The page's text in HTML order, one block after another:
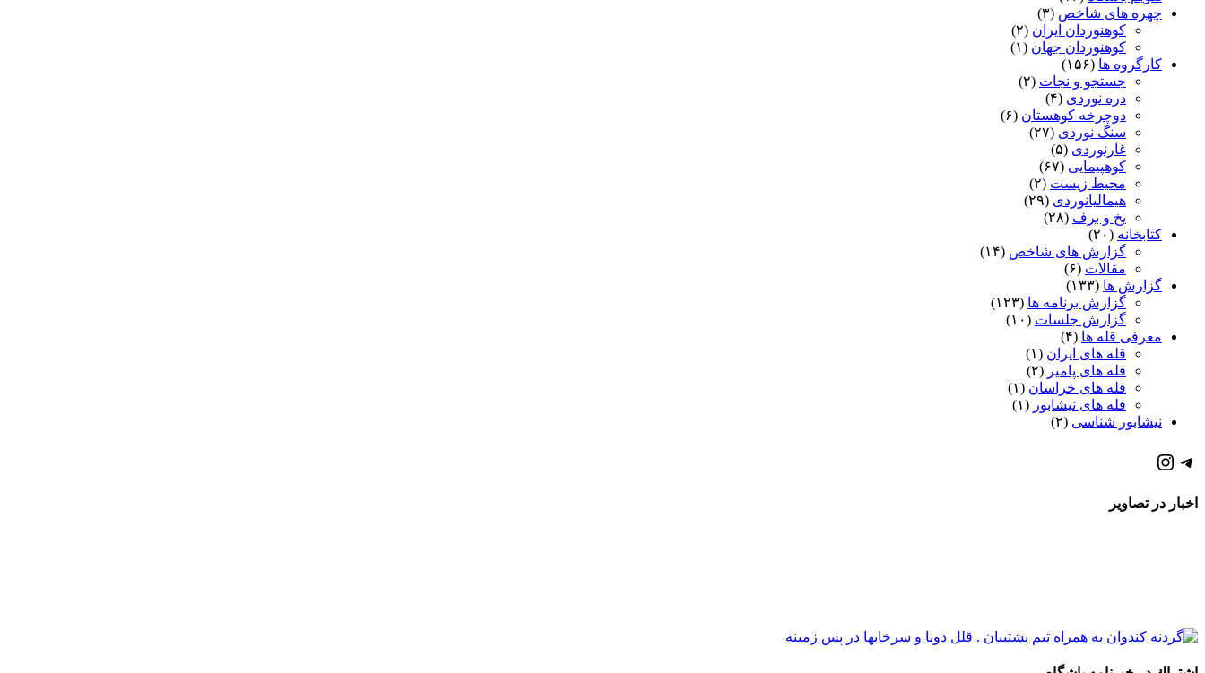
چهره های شاخص (۳)
کوهنوردان ایران (۲)
کوهنوردان جهان (۱)
کارگروه ها (۱۵۶)
جستجو و نجات (۲)
دره نوردی (۴)
دوچرخه کوهستان (۶)
سنگ نوردی (۲۷)
غارنوردی (۵)
کوهپیمایی (۶۷)
محیط زیست (۲)
هیمالیانوردی (۲۹)
یخ و برف (۲۸)
کتابخانه (۲۰)
گزارش های شاخص (۱۴)
مقالات (۶)
گزارش ها (۱۳۳)
گزارش برنامه ها (۱۲۳)
گزارش جلسات (۱۰)
معرفی قله ها (۴)
قله های ایران (۱)
قله های پامیر (۲)
قله های خراسان (۱)
قله های نیشابور (۱)
نیشابور شناسی (۲)
كانال تلگرام باشگاه
صفحه اينستاگرام باشگاه
اخبار در تصاویر